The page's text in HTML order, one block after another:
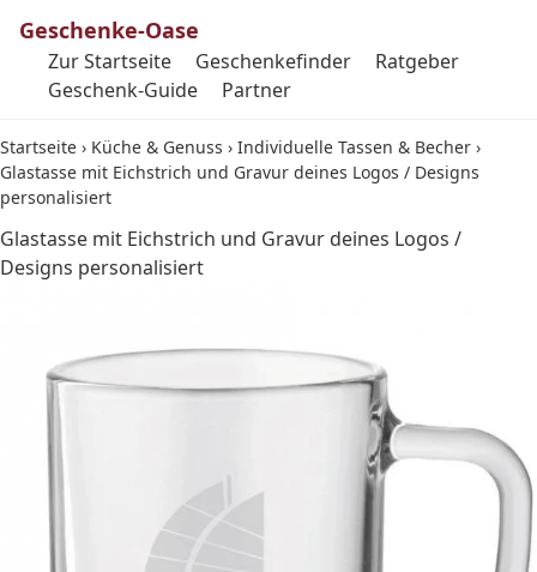
Geschenke-Oase
Zur Startseite Geschenkefinder
Ratgeber
Geschenk-Guide
Partner
Startseite › Küche & Genuss › Individuelle Tassen & Becher ›
Glastasse mit Eichstrich und Gravur deines Logos / Designs
personalisiert
Glastasse mit Eichstrich und Gravur deines Logos /
Designs personalisiert